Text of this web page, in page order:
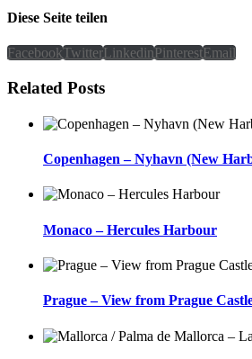
Diese Seite teilen
FacebookTwitterLinkedinPinterestEmail
Related Posts
Copenhagen – Nyhavn (New
Monaco – Hercules Harbour
Prague – View from Prague